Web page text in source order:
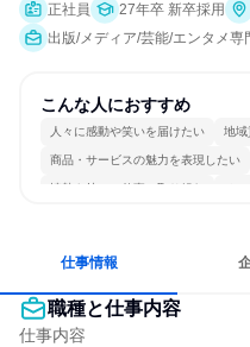
正社員
27年卒 新卒採用
出版/メディア/芸能/エンタメ専
こんな人におすすめ
人々に感動や笑いを届けたい 地域
商品・サービスの魅力を表現したい
情熱を持って仕事に取り組む チ
仕事情報
職種と仕事内容
仕事内容